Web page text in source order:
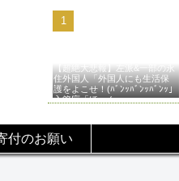
【超絶大悲報】左派&一部の永
住外国人「外国人にも生活保
護をよこせ！(ﾊﾞﾝｯﾊﾞﾝｯﾊﾞﾝｯ」
入管庁「ほーん…」→
付のお願い